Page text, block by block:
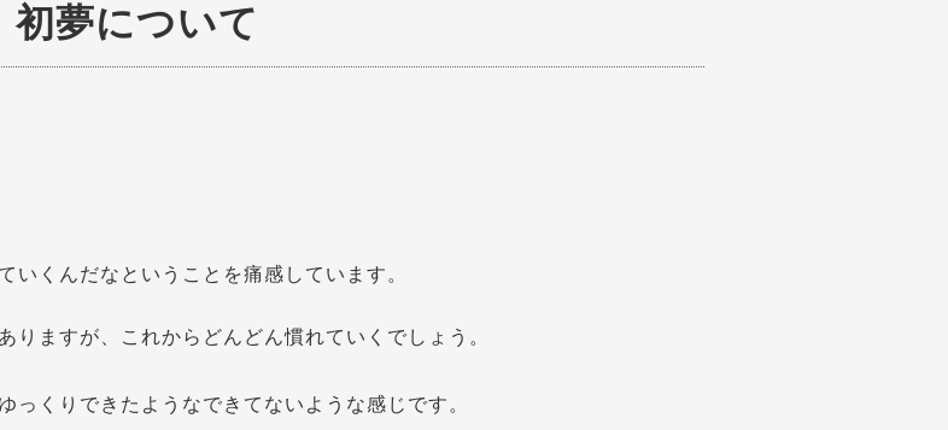
初夢について
くんだなということを痛感しています。
りますが、これからどんどん慣れていくでしょう。
くりできたようなできてないような感じです。